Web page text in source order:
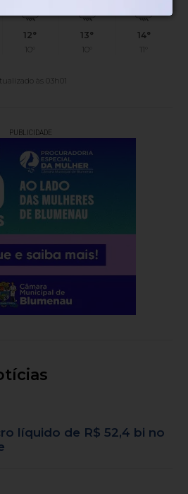
12°
10°
13°
10°
14°
11°
às 03h01
PUBLICIDADE
líquido de R$ 52,4 bi no